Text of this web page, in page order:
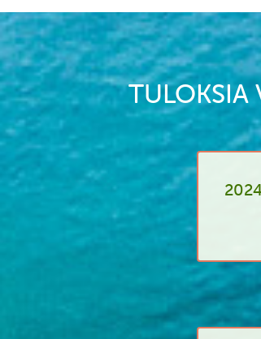
TULOKSIA